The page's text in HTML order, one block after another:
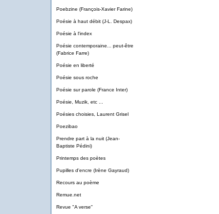
Poebzine (François-Xavier Farine)
Poésie à haut débit (J-L. Despax)
Poésie à l'index
Poésie contemporaine... peut-être
(Fabrice Farre)
Poésie en liberté
Poésie sous roche
Poésie sur parole (France Inter)
Poésie, Muzik, etc ...
Poésies choisies, Laurent Grisel
Poezibao
Prendre part à la nuit (Jean-
Baptiste Pédini)
Printemps des poètes
Pupilles d'encre (Irène Gayraud)
Recours au poème
Remue.net
Revue "A verse"